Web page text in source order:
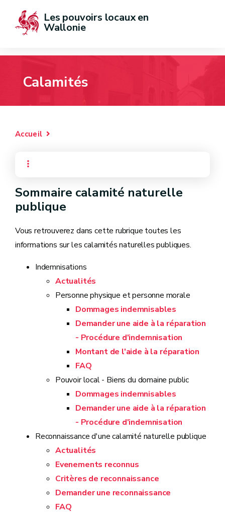
Les pouvoirs locaux en
Wallonie
Calamités
Accueil
Sommaire calamité naturelle
publique
Vous retrouverez dans cette rubrique toutes les
informations sur les calamités naturelles publiques.
Indemnisations
Actualités
Personne physique et personne morale
Dommages indemnisables
Demander une aide à la réparation
- Procédure d'indemnisation
Montant de l'aide à la réparation
FAQ
Pouvoir local - Biens du domaine public
Dommages indemnisables
Demander une aide à la réparation
- Procédure d'indemnisation
Reconnaissance d'une calamité naturelle publique
Actualités
Evenements reconnus
Critères de reconnaissance
Demander une reconnaissance
FAQ